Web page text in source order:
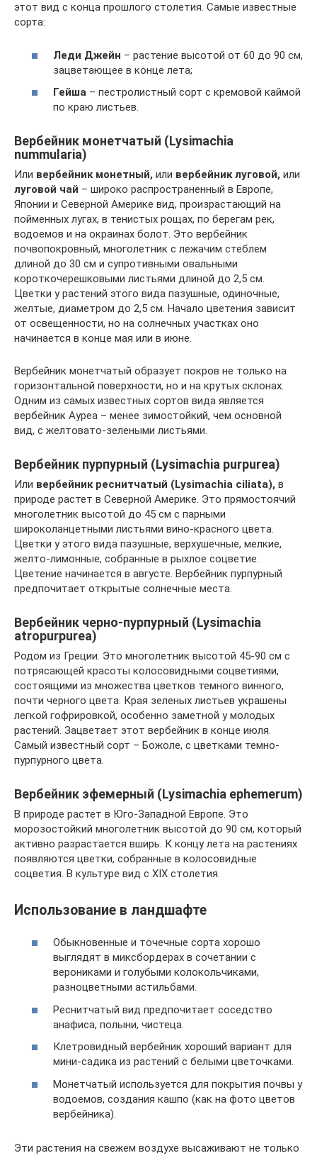
этот вид с конца прошлого столетия. Самые известные
сорта:
Леди Джейн – растение высотой от 60 до 90 см,
зацветающее в конце лета;
Гейша – пестролистный сорт с кремовой каймой
по краю листьев.
Вербейник монетчатый (Lysimachia
nummularia)
Или вербейник монетный, или вербейник луговой, или
луговой чай – широко распространенный в Европе,
Японии и Северной Америке вид, произрастающий на
пойменных лугах, в тенистых рощах, по берегам рек,
водоемов и на окраинах болот. Это вербейник
почвопокровный, многолетник с лежачим стеблем
длиной до 30 см и супротивными овальными
короткочерешковыми листьями длиной до 2,5 см.
Цветки у растений этого вида пазушные, одиночные,
желтые, диаметром до 2,5 см. Начало цветения зависит
от освещенности, но на солнечных участках оно
начинается в конце мая или в июне.
Вербейник монетчатый образует покров не только на
горизонтальной поверхности, но и на крутых склонах.
Одним из самых известных сортов вида является
вербейник Ауреа – менее зимостойкий, чем основной
вид, с желтовато-зелеными листьями.
Вербейник пурпурный (Lysimachia purpurea)
Или вербейник реснитчатый (Lysimachia ciliata), в
природе растет в Северной Америке. Это прямостоячий
многолетник высотой до 45 см с парными
широколанцетными листьями вино-красного цвета.
Цветки у этого вида пазушные, верхушечные, мелкие,
желто-лимонные, собранные в рыхлое соцветие.
Цветение начинается в августе. Вербейник пурпурный
предпочитает открытые солнечные места.
Вербейник черно-пурпурный (Lysimachia
atropurpurea)
Родом из Греции. Это многолетник высотой 45-90 см с
потрясающей красоты колосовидными соцветиями,
состоящими из множества цветков темного винного,
почти черного цвета. Края зеленых листьев украшены
легкой гофрировкой, особенно заметной у молодых
растений. Зацветает этот вербейник в конце июля.
Самый известный сорт – Божоле, с цветками темно-
пурпурного цвета.
Вербейник эфемерный (Lysimachia ephemerum)
В природе растет в Юго-Западной Европе. Это
морозостойкий многолетник высотой до 90 см, который
активно разрастается вширь. К концу лета на растениях
появляются цветки, собранные в колосовидные
соцветия. В культуре вид с XIX столетия.
Использование в ландшафте
Обыкновенные и точечные сорта хорошо
выглядят в миксбордерах в сочетании с
верониками и голубыми колокольчиками,
разноцветными астильбами.
Реснитчатый вид предпочитает соседство
анафиса, полыни, чистеца.
Клетровидный вербейник хороший вариант для
мини-садика из растений с белыми цветочками.
Монетчатый используется для покрытия почвы у
водоемов, создания кашпо (как на фото цветов
вербейника).
Эти растения на свежем воздухе высаживают не только